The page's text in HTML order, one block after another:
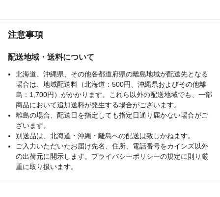
注意事項
配送地域・送料について
北海道、沖縄県、その他各都道府県の離島地域が配送先となる
場合は、地域配送料（北海道：500円、沖縄県およびその他離
島：1,700円）がかかります。これら以外の配送地域でも、一部
商品において追加送料が発生する場合がございます。
離島の場合、配送日を指定しても指定日通り届かない場合がご
ざいます。
別送品は、北海道・沖縄・離島への配送は致しかねます。
ご入力いただいたお届け先名、住所、電話番号をカインズ以外
の出荷元に開示します。プライバシーポリシーの規定に則り厳
重に取り扱います。